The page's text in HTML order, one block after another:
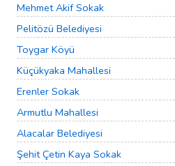
Mehmet Akif Sokak
Pelitözü Belediyesi
Toygar Köyü
Küçükyaka Mahallesi
Erenler Sokak
Armutlu Mahallesi
Alacalar Belediyesi
Şehit Çetin Kaya Sokak